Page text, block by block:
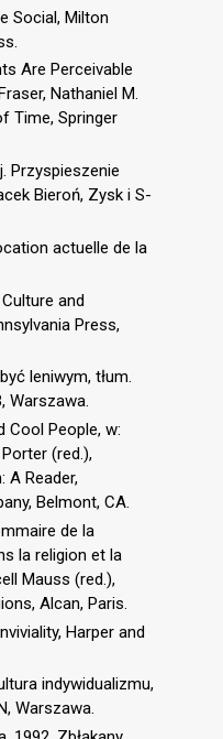
Social, Milton
Are Perceivable
Nathaniel M.
Time, Springer
Przyspieszenie
Bieroń, Zysk i S-
actuelle de la
and
Press,
leniwym, tłum.
Warszawa.
Cool People, w:
(red.),
A Reader,
Belmont, CA.
de la
la religion et la
Mauss (red.),
Alcan, Paris.
Harper and
indywidualizmu,
Warszawa.